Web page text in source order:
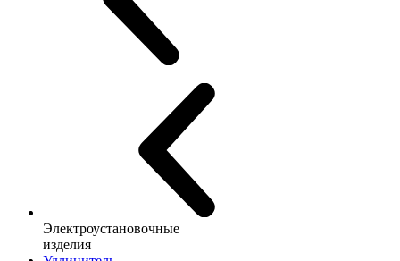
Электроустановочные
изделия